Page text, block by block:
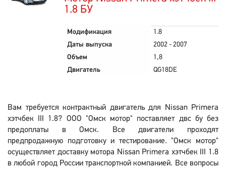
1.8 БУ
Модификация
1.8
Даты выпуска
2002 - 2007
Объем
1,8
Двигатель
QG18DE
Вам требуется контрактный двигатель для Nissan Primera
хэтчбек III 1.8? ООО "Омск мотор" поставляет двс бу без
предоплаты в Омск. Все двигатели проходят
предпродажную подготовку и тестирование. "Омск мотор"
осуществляет доставку мотора Nissan Primera хэтчбек III 1.8
в любой город России транспортной компанией. Все вопросы